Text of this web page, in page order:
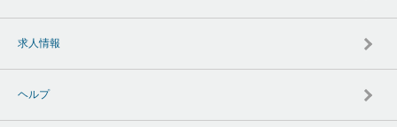
求人情報
ヘルプ